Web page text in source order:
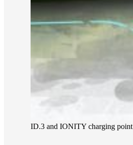
ID.3 and IONITY charging point